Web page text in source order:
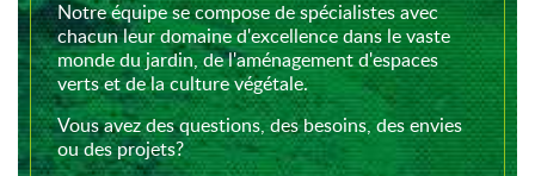
Notre équipe se compose de spécialistes avec
chacun leur domaine d'excellence dans le vaste
monde du jardin, de l'aménagement d'espaces
verts et de la culture végétale.
Vous avez des questions, des besoins, des envies
ou des projets?